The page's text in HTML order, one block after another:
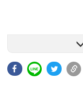
กระทรวงความมั่นคงส